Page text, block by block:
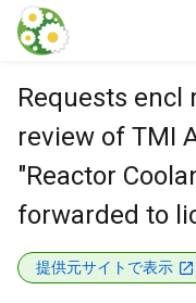
本文に飛ぶ
Requests
review of TMI
"Reactor
forwarded to
提供元サイトで表示